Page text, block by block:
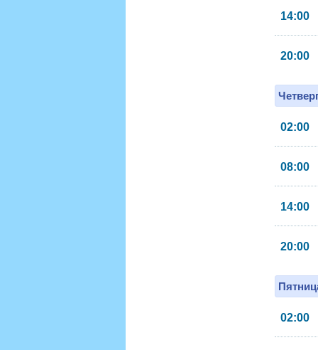
14:00
20:00
02:00
08:00
14:00
20:00
02:00